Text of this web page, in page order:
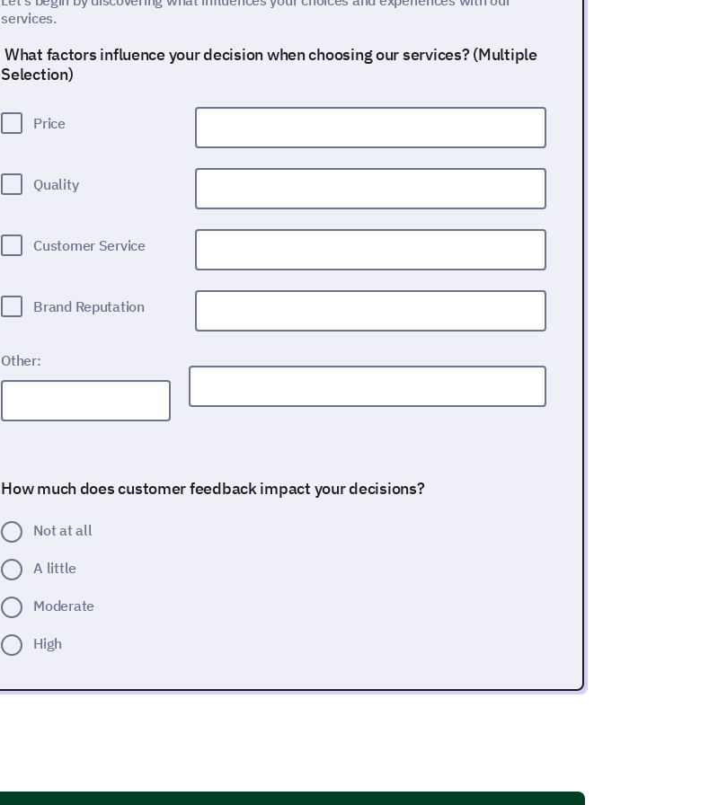
services.
What factors influence your decision when choosing our services? (Multiple
Selection)
Price
Quality
Customer Service
Brand Reputation
Other:
How much does customer feedback impact your decisions?
Not at all
A little
Moderate
High